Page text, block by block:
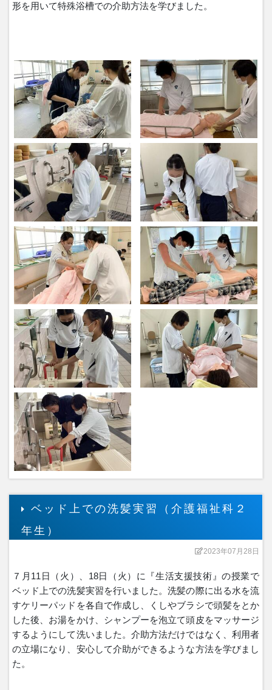
形を用いて特殊浴槽での介助方法を学びました。
ベッド上での洗髪実習（介護福祉科２
年生）
2023年07月28日
７月11日（火）、18日（火）に『生活支援技術』の授業で
ベッド上での洗髪実習を行いました。洗髪の際に出る水を流
すケリーパッドを各自で作成し、くしやブラシで頭髪をとか
した後、お湯をかけ、シャンプーを泡立て頭皮をマッサージ
するようにして洗いました。介助方法だけではなく、利用者
の立場になり、安心して介助ができるような方法を学びまし
た。